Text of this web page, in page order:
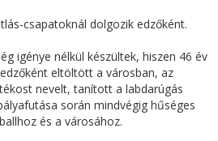
csapatoknál dolgozik edzőként.
igénye nélkül készültek, hiszen 46 év
eltöltött a városban, az
nevelt, tanított a labdarúgás
során mindvégig hűséges
és a városához.